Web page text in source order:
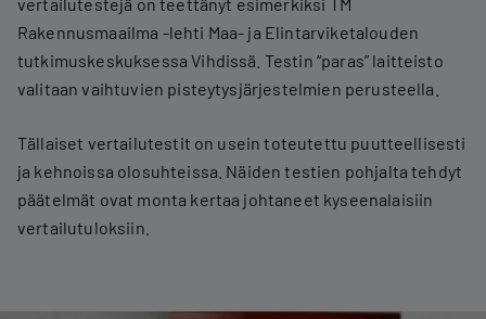
Rakennusmaailma -lehti Maa- ja Elintarviketalouden
tutkimuskeskuksessa Vihdissä. Testin “paras” laitteisto
valitaan vaihtuvien pisteytysjärjestelmien perusteella.
Tällaiset vertailutestit on usein toteutettu puutteellisesti
ja kehnoissa olosuhteissa. Näiden testien pohjalta tehdyt
päätelmät ovat monta kertaa johtaneet kyseenalaisiin
vertailutuloksiin.